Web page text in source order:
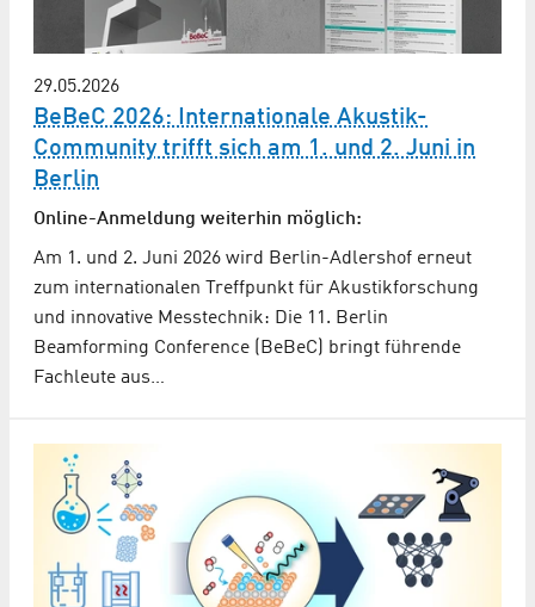
29.05.2026
BeBeC 2026: Internationale Akustik-
Community trifft sich am 1. und 2. Juni in
Berlin
Online-Anmeldung weiterhin möglich:
Am 1. und 2. Juni 2026 wird Berlin-Adlershof erneut
zum internationalen Treffpunkt für Akustikforschung
und innovative Messtechnik: Die 11. Berlin
Beamforming Conference (BeBeC) bringt führende
Fachleute aus…